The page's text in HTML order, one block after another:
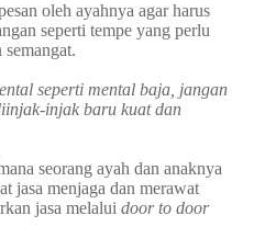
oleh ayahnya agar harus
seperti tempe yang perlu
seperti mental baja, jangan
injak baru kuat dan
seorang ayah dan anaknya
jasa menjaga dan merawat
jasa melalui door to door